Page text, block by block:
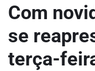
Com
se
terça-